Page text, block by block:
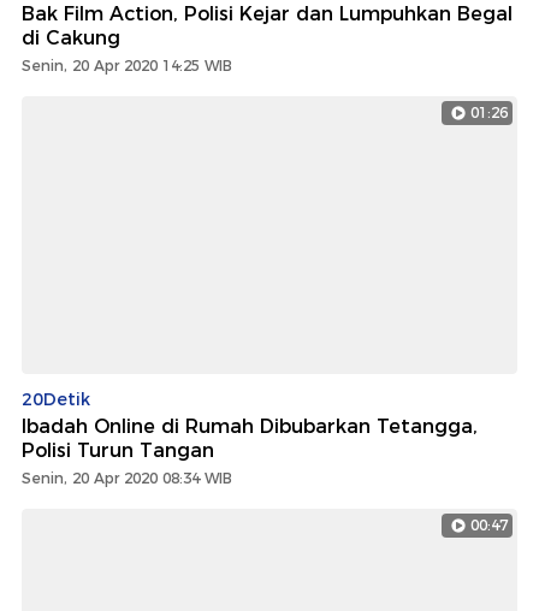
Bak Film Action, Polisi Kejar dan Lumpuhkan Begal
di Cakung
Senin, 20 Apr 2020 14:25 WIB
01:26
20Detik
Ibadah Online di Rumah Dibubarkan Tetangga,
Polisi Turun Tangan
Senin, 20 Apr 2020 08:34 WIB
00:47